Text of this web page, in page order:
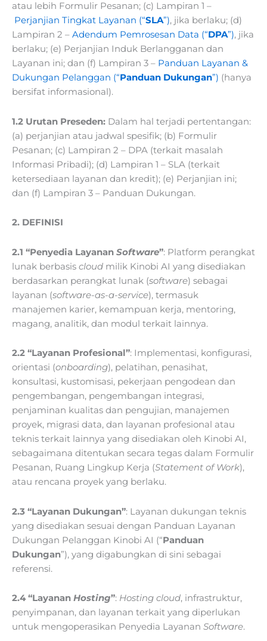
atau lebih Formulir Pesanan; (c) Lampiran 1 –
Perjanjian Tingkat Layanan (“SLA”), jika berlaku; (d)
Lampiran 2 – Adendum Pemrosesan Data (“DPA”), jika
berlaku; (e) Perjanjian Induk Berlangganan dan
Layanan ini; dan (f) Lampiran 3 – Panduan Layanan &
Dukungan Pelanggan (“Panduan Dukungan”) (hanya
bersifat informasional).
1.2 Urutan Preseden: Dalam hal terjadi pertentangan:
(a) perjanjian atau jadwal spesifik; (b) Formulir
Pesanan; (c) Lampiran 2 – DPA (terkait masalah
Informasi Pribadi); (d) Lampiran 1 – SLA (terkait
ketersediaan layanan dan kredit); (e) Perjanjian ini;
dan (f) Lampiran 3 – Panduan Dukungan.
2. DEFINISI
2.1 “Penyedia Layanan Software”: Platform perangkat
lunak berbasis cloud milik Kinobi AI yang disediakan
berdasarkan perangkat lunak (software) sebagai
layanan (software-as-a-service), termasuk
manajemen karier, kemampuan kerja, mentoring,
magang, analitik, dan modul terkait lainnya.
2.2 “Layanan Profesional”: Implementasi, konfigurasi,
orientasi (onboarding), pelatihan, penasihat,
konsultasi, kustomisasi, pekerjaan pengodean dan
pengembangan, pengembangan integrasi,
penjaminan kualitas dan pengujian, manajemen
proyek, migrasi data, dan layanan profesional atau
teknis terkait lainnya yang disediakan oleh Kinobi AI,
sebagaimana ditentukan secara tegas dalam Formulir
Pesanan, Ruang Lingkup Kerja (Statement of Work),
atau rencana proyek yang berlaku.
2.3 “Layanan Dukungan”: Layanan dukungan teknis
yang disediakan sesuai dengan Panduan Layanan
Dukungan Pelanggan Kinobi AI (“Panduan
Dukungan”), yang digabungkan di sini sebagai
referensi.
2.4 “Layanan Hosting”: Hosting cloud, infrastruktur,
penyimpanan, dan layanan terkait yang diperlukan
untuk mengoperasikan Penyedia Layanan Software.